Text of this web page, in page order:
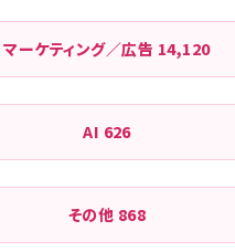
マーケティング／広告 14,120
AI 626
その他 868